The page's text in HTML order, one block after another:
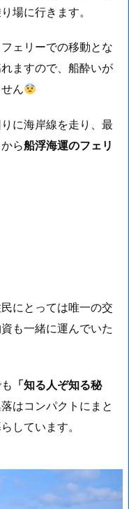
場に行きます。
ェリーでの移動とな
ますので、船酔いが
ん
に海岸線を走り、最
ら船浮海運のフェリ
にとっては唯一の交
も一緒に運んでいた
「知る人ぞ知る秘
はコンパクトにまと
しています。